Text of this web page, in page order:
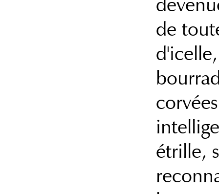
de
étrille,